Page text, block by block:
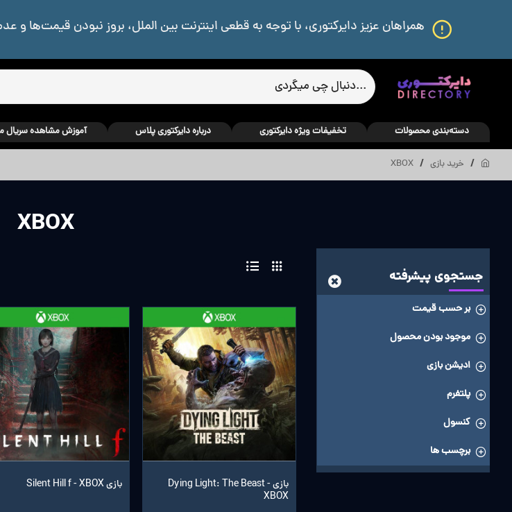
همراهان عزیز دایرکتوری، با توجه به قطعی اینترنت بین الملل، بروز نبودن قیمت‌ها و
دسته‌بندی محصولات تخفیفات ویژه دایرکتوری درباره دایرکتوری پلاس آموزش مشاهده سریال
خرید بازی XBOX
XBOX
جستجوی پیشرفته
بر حسب قیمت
ادیشن بازی
پلتفرم
کنسول
برچسب ها
موجود بودن محصول
بازی Dying Light: The Beast -
XBOX
بازی Silent Hill f - XBOX